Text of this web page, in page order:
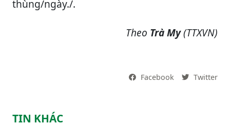
thùng/ngày./.
Theo Trà My(TTXVN)
Facebook Twitter
TIN KHÁC